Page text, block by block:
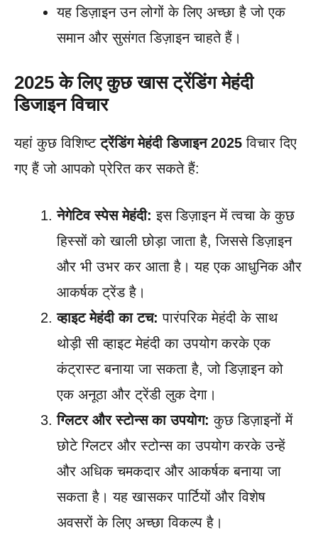
यह डिज़ाइन उन लोगों के लिए अच्छा है जो एक
समान और सुसंगत डिज़ाइन चाहते हैं।
2025 के लिए कुछ खास ट्रेंडिंग मेहंदी
डिजाइन विचार
यहां कुछ विशिष्टट्रेंडिंग मेहंदी डिजाइन 2025 विचार दिए
गए हैं जो आपको प्रेरित कर सकते हैं:
नेगेटिव स्पेस मेहंदी: इस डिज़ाइन में त्वचा के कुछ
हिस्सों को खाली छोड़ा जाता है, जिससे डिज़ाइन
और भी उभर कर आता है। यह एक आधुनिक और
आकर्षक ट्रेंड है।
व्हाइट मेहंदी का टच: पारंपरिक मेहंदी के साथ
थोड़ी सी व्हाइट मेहंदी का उपयोग करके एक
कंट्रास्ट बनाया जा सकता है, जो डिज़ाइन को
एक अनूठा और ट्रेंडी लुक देगा।
ग्लिटर और स्टोन्स का उपयोग: कुछ डिज़ाइनों में
छोटे ग्लिटर और स्टोन्स का उपयोग करके उन्हें
और अधिक चमकदार और आकर्षक बनाया जा
सकता है। यह खासकर पार्टियों और विशेष
अवसरों के लिए अच्छा विकल्प है।